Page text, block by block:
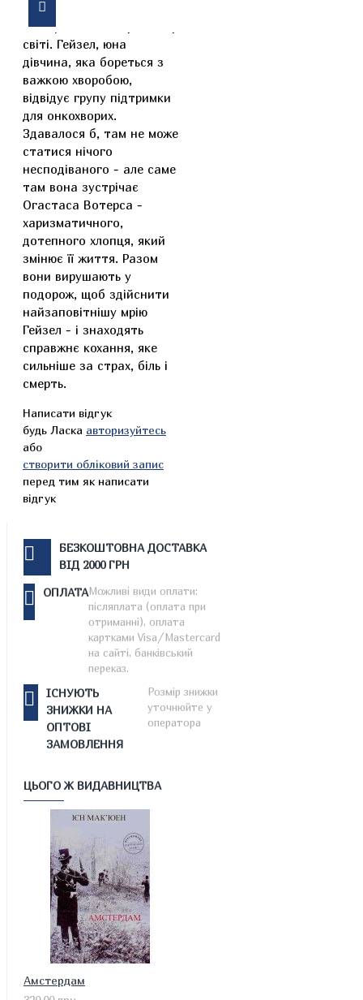
Цей зворушливий роман
підкорив читачів у всьому
світі. Гейзел, юна
дівчина, яка бореться з
важкою хворобою,
відвідує групу підтримки
для онкохворих.
Здавалося б, там не може
статися нічого
несподіваного - але саме
там вона зустрічає
Огастаса Вотерса -
харизматичного,
дотепного хлопця, який
змінює її життя. Разом
вони вирушають у
подорож, щоб здійснити
найзаповітнішу мрію
Гейзел - і знаходять
справжнє кохання, яке
сильніше за страх, біль і
смерть.
Написати відгук
будь Ласка авторизуйтесь
або
створити обліковий запис
перед тим як написати
відгук
БЕЗКОШТОВНА ДОСТАВКА
ВІД 2000 ГРН
ОПЛАТАМожливі види оплати:
післяплата (оплата при
отриманні), оплата
картками Visa/Mastercard
на сайті, банківський
переказ.
ІСНУЮТЬ
ЗНИЖКИ НА
ОПТОВІ
ЗАМОВЛЕННЯ
Розмір знижки
уточнюйте у
оператора
ЦЬОГО Ж ВИДАВНИЦТВА
Амстердам